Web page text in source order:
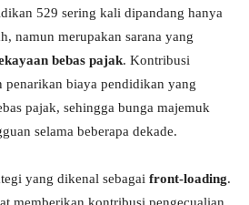
529 sering kali dipandang hanya
namun merupakan sarana yang
bebas pajak. Kontribusi
penarikan biaya pendidikan yang
pajak, sehingga bunga majemuk
selama beberapa dekade.
yang dikenal sebagai front-loading.
memberikan kontribusi pengecualian